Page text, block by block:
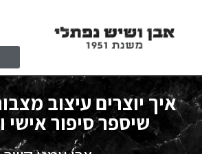
visibility_off השבת את ההבזקים
title סמן כותרות
צבע רקע
זום (הקטנה)
איך יוצרים עיצוב
שיספר סיפור אישי